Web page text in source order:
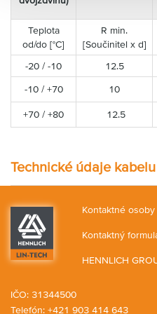
Teplota
od/do [°C]
R min.
[Součinitel x d]
-20 / -10
12.5
-10 / +70 10
+70 / +80 12.5
Technické údaje kabelu
Kontaktné osoby
Kontaktný
HENNLICH
IČO: 31344500
Telefón: +421 903 414 643